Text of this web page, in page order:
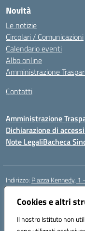
Cookies e altri
Il nostro Istituto non
Novità
Le notizie
Circolari / Comunicazioni
Calendario eventi
Albo online
Amministrazione
Contatti
Amministrazione
Dichiarazione di
Note LegaliBacheca
Indirizzo: Piazza Kennedy, 1
Centralino:
Posta elettronica
Codice fiscale:
Codice meccanografico: